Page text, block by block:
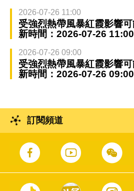
2026-07-26 11:00
受強烈熱帶風暴紅霞影響
新時間：2026-07-26 11:00
2026-07-26 09:00
受強烈熱帶風暴紅霞影響
新時間：2026-07-26 09:00
訂閱頻道